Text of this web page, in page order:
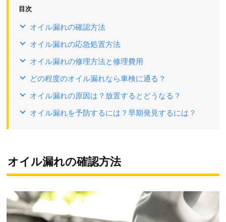
目次
オイル漏れの確認方法
オイル漏れの応急処置方法
オイル漏れの修理方法と修理費用
どの程度のオイル漏れなら車検に通る？
オイル漏れの原因は？放置するとどうなる？
オイル漏れを予防するには？早期発見するには？
オイル漏れの確認方法